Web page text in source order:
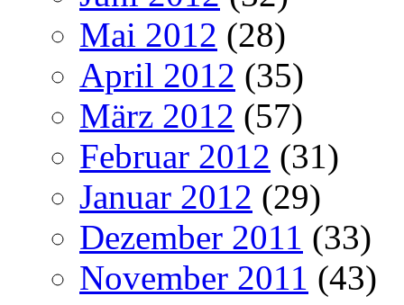
Mai 2012 (28)
April 2012 (35)
März 2012 (57)
Februar 2012 (31)
Januar 2012 (29)
Dezember 2011 (33)
November 2011 (43)